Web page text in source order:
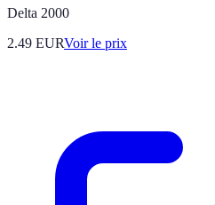
Delta 2000
2.49 EURVoir le prix